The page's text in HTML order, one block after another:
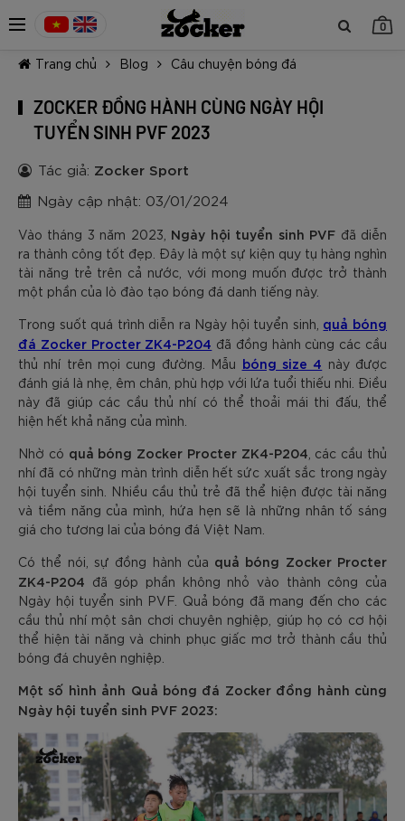
0
Trang chủ Blog Câu chuyện bóng đá
ZOCKER ĐỒNG HÀNH CÙNG NGÀY HỘI
TUYỂN SINH PVF 2023
Tác giả: Zocker Sport
Ngày cập nhật: 03/01/2024
Vào tháng 3 năm 2023, Ngày hội tuyển sinh PVF đã diễn
ra thành công tốt đẹp. Đây là một sự kiện quy tụ hàng nghìn
tài năng trẻ trên cả nước, với mong muốn được trở thành
một phần của lò đào tạo bóng đá danh tiếng này.
Trong suốt quá trình diễn ra Ngày hội tuyển sinh, quả bóng
đá Zocker Procter ZK4-P204 đã đồng hành cùng các cầu
thủ nhí trên mọi cung đường. Mẫu bóng size 4 này được
đánh giá là nhẹ, êm chân, phù hợp với lứa tuổi thiếu nhi. Điều
này đã giúp các cầu thủ nhí có thể thoải mái thi đấu, thể
hiện hết khả năng của mình.
Nhờ có quả bóng Zocker Procter ZK4-P204 , các cầu thủ
nhí đã có những màn trình diễn hết sức xuất sắc trong ngày
hội tuyển sinh. Nhiều cầu thủ trẻ đã thể hiện được tài năng
và tiềm năng của mình, hứa hẹn sẽ là những nhân tố sáng
giá cho tương lai của bóng đá Việt Nam.
Có thể nói, sự đồng hành của quả bóng Zocker Procter
ZK4-P204 đã góp phần không nhỏ vào thành công của
Ngày hội tuyển sinh PVF. Quả bóng đã mang đến cho các
cầu thủ nhí một sân chơi chuyên nghiệp, giúp họ có cơ hội
thể hiện tài năng và chinh phục giấc mơ trở thành cầu thủ
bóng đá chuyên nghiệp.
Một số hình ảnh Quả bóng đá Zocker đồng hành cùng
Ngày hội tuyển sinh PVF 2023: